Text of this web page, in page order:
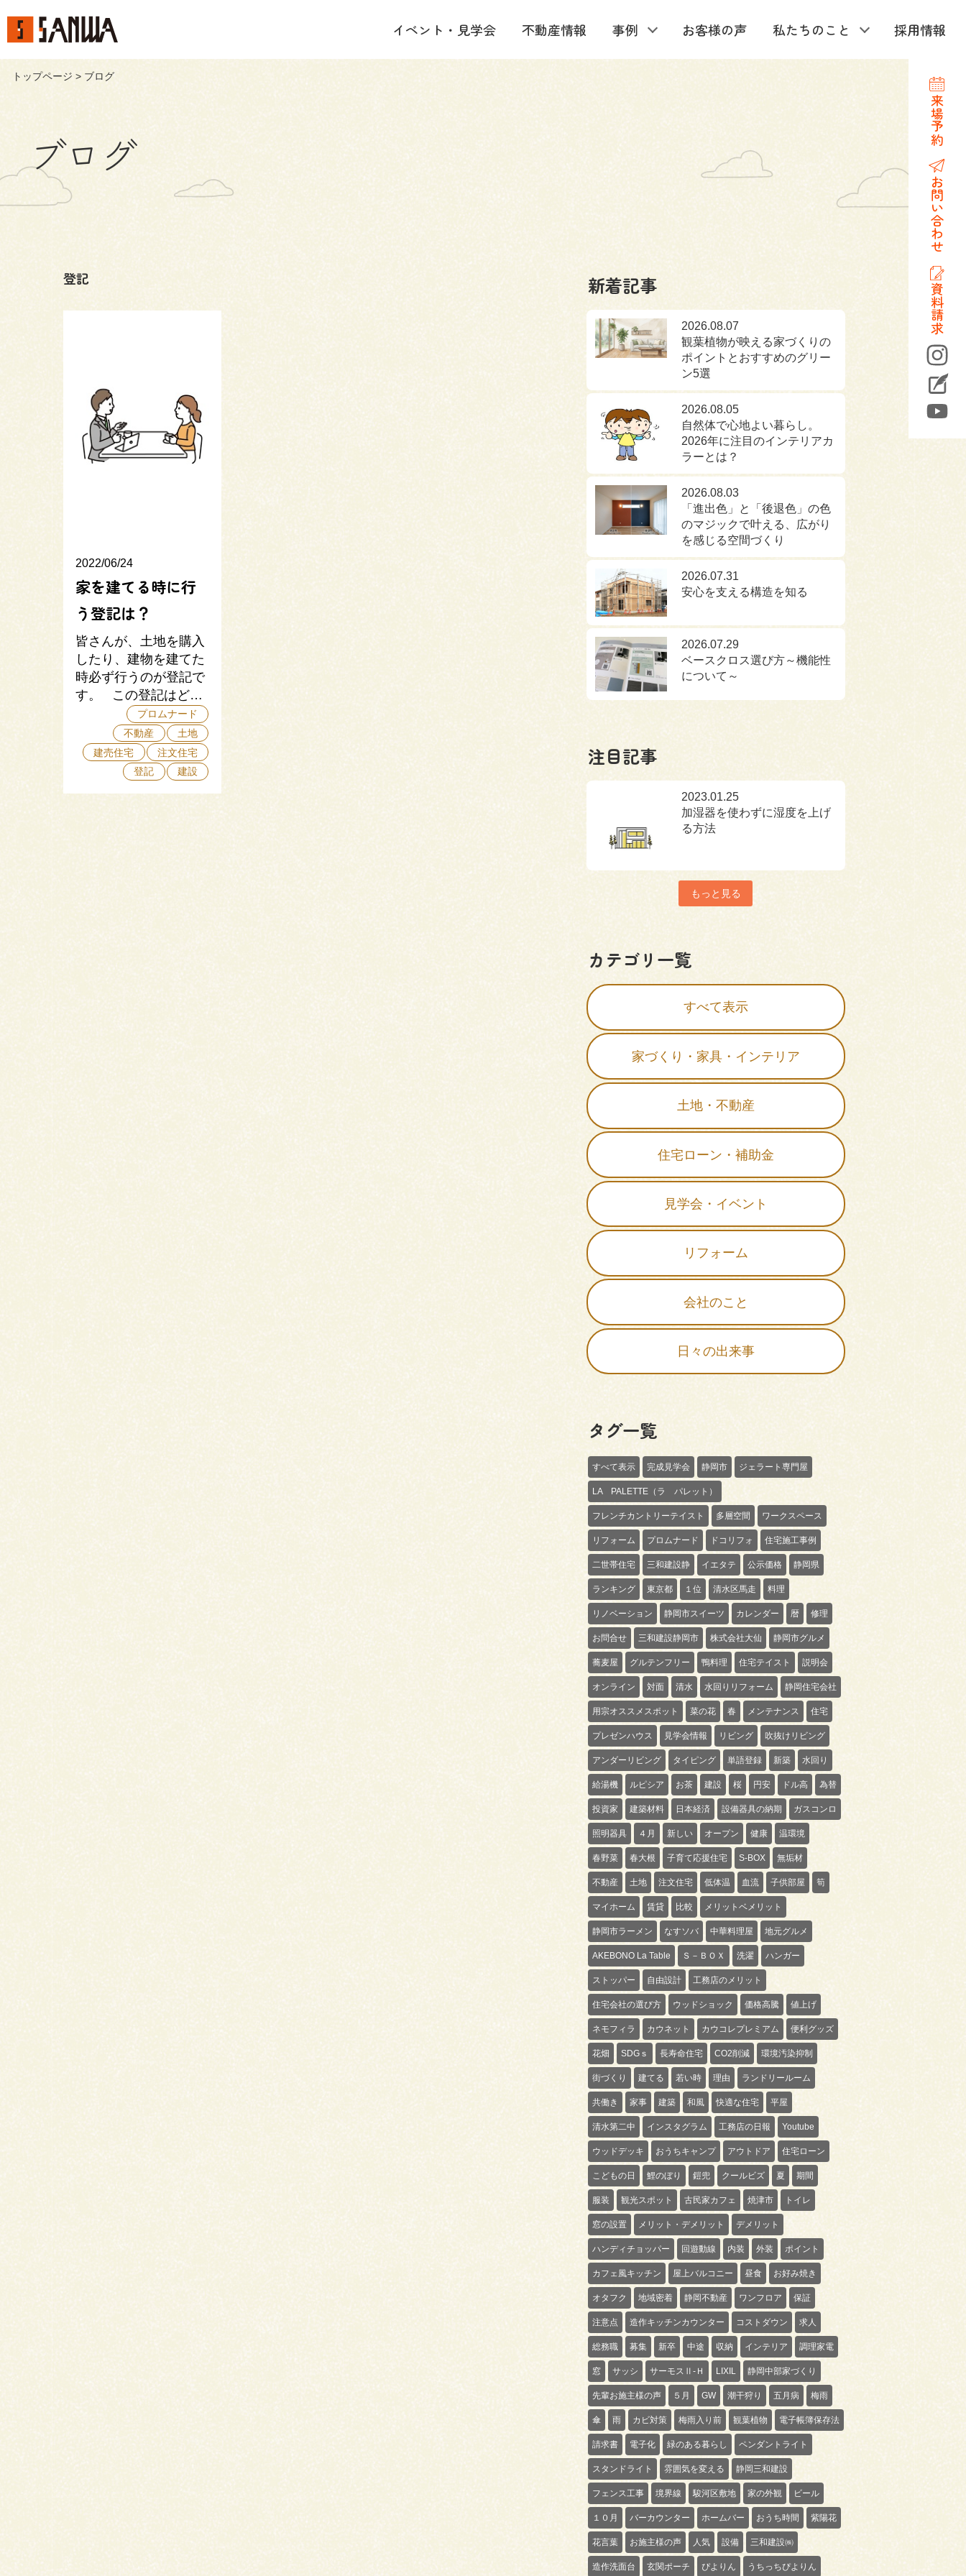
イベント・見学会 不動産情報 事例 お客様の声 私たちのこと 採用情報
来場予約
お問い合わせ
資料請求
トップページ > ブログ
ブログ
登記
2022/06/24
家を建てる時に行
う登記は？
皆さんが、土地を購入
したり、建物を建てた
時必ず行うのが登記で
す。 この登記はど…
プロムナード
不動産
土地
建売住宅
注文住宅
登記
建設
新着記事
2026.08.07
観葉植物が映える家づくりの
ポイントとおすすめのグリー
ン5選
2026.08.05
自然体で心地よい暮らし。
2026年に注目のインテリアカ
ラーとは？
2026.08.03
「進出色」と「後退色」の色
のマジックで叶える、広がり
を感じる空間づくり
2026.07.31
安心を支える構造を知る
2026.07.29
ベースクロス選び方～機能性
について～
注目記事
2023.01.25
加湿器を使わずに湿度を上げ
る方法
もっと見る
カテゴリ一覧
すべて表示
家づくり・家具・インテリア
土地・不動産
住宅ローン・補助金
見学会・イベント
リフォーム
会社のこと
日々の出来事
タグ一覧
すべて表示 完成見学会 静岡市 ジェラート専門屋
LA PALETTE（ラ パレット）
フレンチカントリーテイスト 多層空間 ワークスペース
リフォーム プロムナード ドコリフォ 住宅施工事例
二世帯住宅 三和建設静 イエタテ 公示価格 静岡県
ランキング 東京都 １位 清水区馬走 料理
リノベーション 静岡市スイーツ カレンダー 暦 修理
お問合せ 三和建設静岡市 株式会社大仙 静岡市グルメ
蕎麦屋 グルテンフリー 鴨料理 住宅テイスト 説明会
オンライン 対面 清水 水回りリフォーム 静岡住宅会社
用宗オススメスポット 菜の花 春 メンテナンス 住宅
プレゼンハウス 見学会情報 リビング 吹抜けリビング
アンダーリビング タイピング 単語登録 新築 水回り
給湯機 ルピシア お茶 建設 桜 円安 ドル高 為替
投資家 建築材料 日本経済 設備器具の納期 ガスコンロ
照明器具 ４月 新しい オープン 健康 温環境
春野菜 春大根 子育て応援住宅 S-BOX 無垢材
不動産 土地 注文住宅 低体温 血流 子供部屋 筍
マイホーム 賃貸 比較 メリットベメリット
静岡市ラーメン なすソバ 中華料理屋 地元グルメ
AKEBONO La Table Ｓ－ＢＯＸ 洗濯 ハンガー
ストッパー 自由設計 工務店のメリット
住宅会社の選び方 ウッドショック 価格高騰 値上げ
ネモフィラ カウネット カウコレプレミアム 便利グッズ
花畑 SDGｓ 長寿命住宅 CO2削減 環境汚染抑制
街づくり 建てる 若い時 理由 ランドリールーム
共働き 家事 建築 和風 快適な住宅 平屋
清水第二中 インスタグラム 工務店の日報 Youtube
ウッドデッキ おうちキャンプ アウトドア 住宅ローン
こどもの日 鯉のぼり 鎧兜 クールビズ 夏 期間
服装 観光スポット 古民家カフェ 焼津市 トイレ
窓の設置 メリット・デメリット デメリット
ハンディチョッパー 回遊動線 内装 外装 ポイント
カフェ風キッチン 屋上バルコニー 昼食 お好み焼き
オタフク 地域密着 静岡不動産 ワンフロア 保証
注意点 造作キッチンカウンター コストダウン 求人
総務職 募集 新卒 中途 収納 インテリア 調理家電
窓 サッシ サーモスⅡ-Ｈ LIXIL 静岡中部家づくり
先輩お施主様の声 ５月 GW 潮干狩り 五月病 梅雨
傘 雨 カビ対策 梅雨入り前 観葉植物 電子帳簿保存法
請求書 電子化 緑のある暮らし ペンダントライト
スタンドライト 雰囲気を変える 静岡三和建設
フェンス工事 境界線 駿河区敷地 家の外観 ビール
１０月 バーカウンター ホームバー おうち時間 紫陽花
花言葉 お施主様の声 人気 設備 三和建設㈱
造作洗面台 玄関ポーチ ぴよりん うちっちぴよりん